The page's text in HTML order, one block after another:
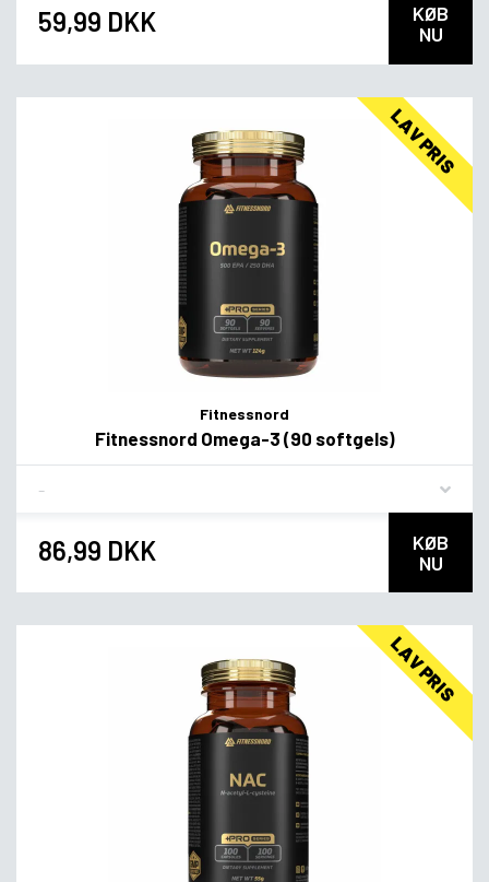
59,99 DKK
KØB
NU
LAV PRIS
Fitnessnord
Fitnessnord Omega-3 (90 softgels)
86,99 DKK
KØB
NU
LAV PRIS